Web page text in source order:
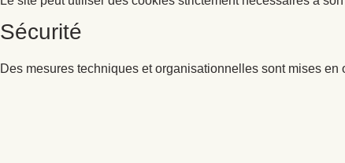
Sécurité
Des mesures techniques et organisationnelles sont mises